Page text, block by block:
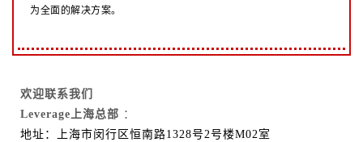
为全面的解决方案。
欢迎联系我们
Leverage上海总部 ：
地址：上海市闵行区恒南路1328号2号楼M02室